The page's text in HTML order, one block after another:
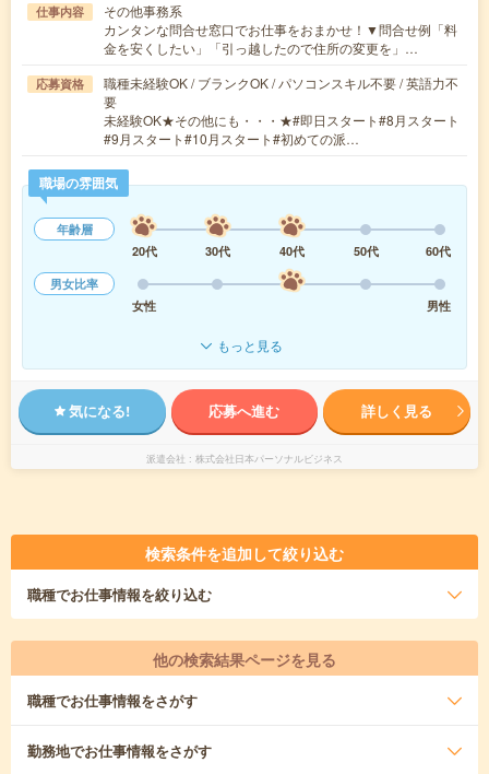
仕事内容
その他事務系
カンタンな問合せ窓口でお仕事をおまかせ！▼問合せ例「料
金を安くしたい」「引っ越したので住所の変更を」…
応募資格
職種未経験OK / ブランクOK / パソコンスキル不要 / 英語力不
要
未経験OK★その他にも・・・★#即日スタート#8月スタート
#9月スタート#10月スタート#初めての派…
職場の雰囲気
年齢層
20代
30代 40代 50代
60代
男女比率
女性
男性
もっと見る
気になる! 応募へ進む 詳しく見る
派遣会社 株式会社日本パーソナルビジネス
検索条件を追加して絞り込む
職種でお仕事情報を絞り込む
他の検索結果ページを見る
職種でお仕事情報をさがす
勤務地でお仕事情報をさがす